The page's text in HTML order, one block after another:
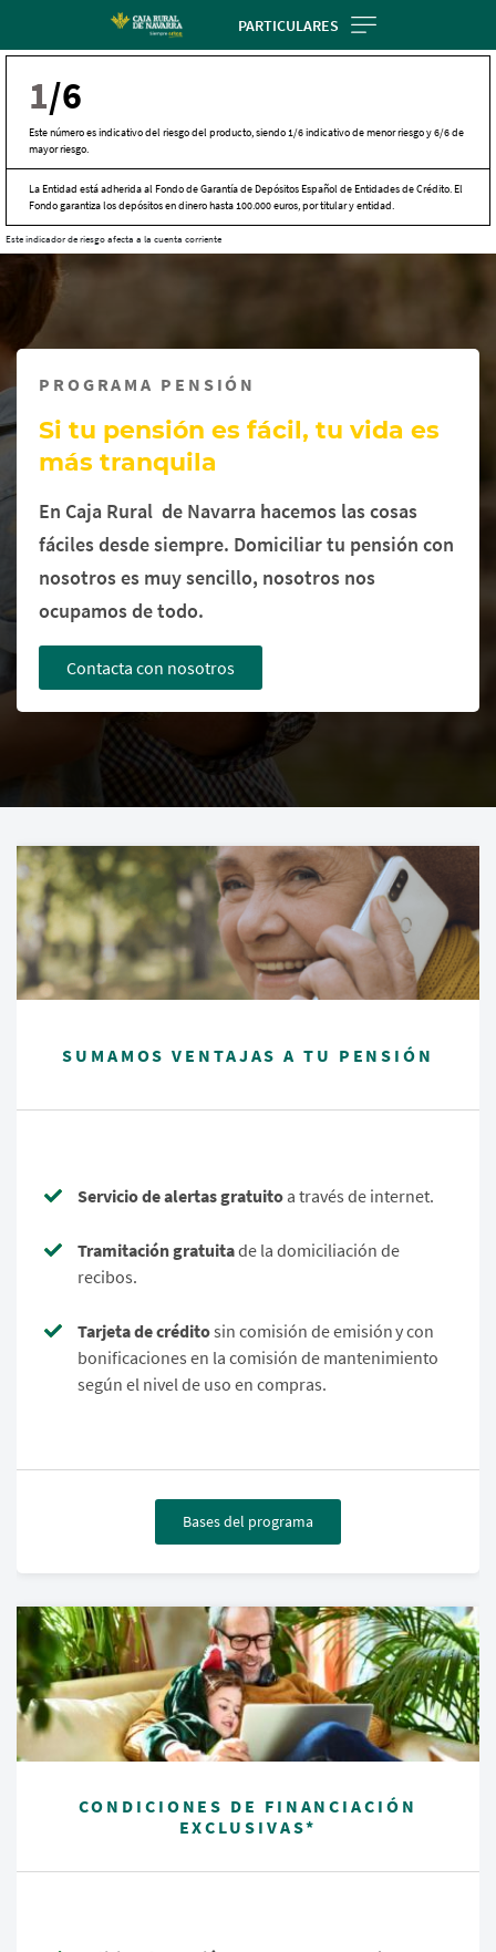
PARTICULARES
1/6
Este número es indicativo del riesgo del producto, siendo 1/6 indicativo de menor riesgo y 6/6 de
mayor riesgo.
La Entidad está adherida al Fondo de Garantía de Depósitos Español de Entidades de Crédito. El
Fondo garantiza los depósitos en dinero hasta 100.000 euros, por titular y entidad.
Este indicador de riesgo afecta a la cuenta corriente
Cargando
por
favor
PROGRAMA PENSIÓN
Si tu pensión es fácil, tu vida es
más tranquila
En Caja Rural de Navarra hacemos las cosas
fáciles desde siempre. Domiciliar tu pensión con
nosotros es muy sencillo, nosotros nos
ocupamos de todo.
Contacta con nosotros
SUMAMOS VENTAJAS A TU PENSIÓN
Servicio de alertas gratuito a través de internet.
Tramitación gratuitade la domiciliación de
recibos.
Tarjeta de créditosin comisión de emisión y con
bonificaciones en la comisión de mantenimiento
según el nivel de uso en compras.
Bases del programa
CONDICIONES DE FINANCIACIÓN
EXCLUSIVAS*